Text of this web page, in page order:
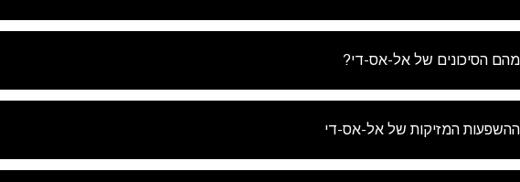
מהם הסיכונים של אל-אס-די?
ההשפעות המזיקות של אל-אס-די